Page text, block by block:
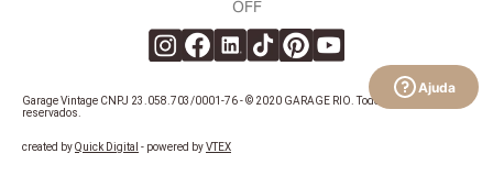
Ajuda
OFF
Garage Vintage CNPJ 23.058.703/0001-76 - © 2020 GARAGE RIO. Todos os direitos
reservados.
created byQuick Digital - powered byVTEX